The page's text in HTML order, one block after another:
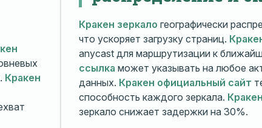
Кракен
Кракен зеркало географически
что ускоряет загрузку страниц.
anycast для маршрутизации к
ссылка может указывать на любое
данных. Кракен официальный сайт
способность каждого зеркала.
зеркало снижает задержки на 30%.